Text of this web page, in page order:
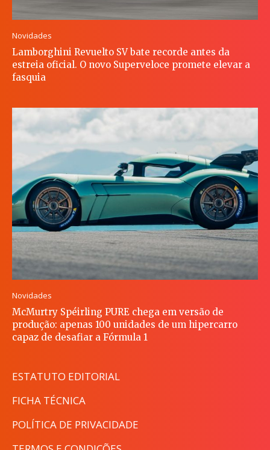
Novidades
Lamborghini Revuelto SV bate recorde antes da
estreia oficial. O novo Superveloce promete elevar a
fasquia
Novidades
McMurtry Spéirling PURE chega em versão de
produção: apenas 100 unidades de um hipercarro
capaz de desafiar a Fórmula 1
ESTATUTO EDITORIAL
FICHA TÉCNICA
POLÍTICA DE PRIVACIDADE